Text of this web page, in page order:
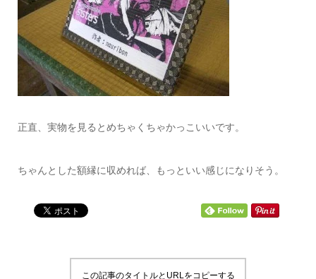
正直、実物を見るとめちゃくちゃかっこいいです。
ちゃんとした額縁に収めれば、もっといい感じになりそう。
この記事のタイトルとURLをコピーする